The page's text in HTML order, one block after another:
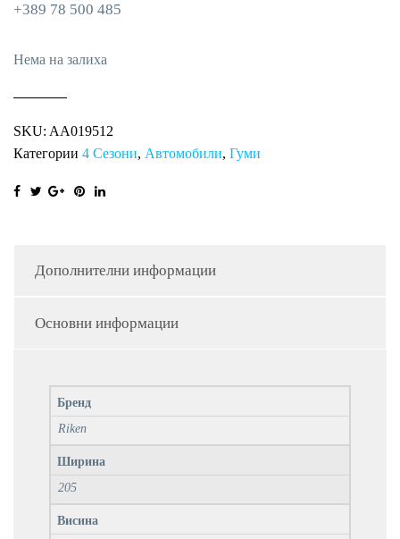
+389 78 500 485
Нема на залиха
SKU: AA019512
Категории 4 Сезони, Автомобили, Гуми
Дополнителни информации
Основни информации
Бренд
Riken
Ширина
205
Висина